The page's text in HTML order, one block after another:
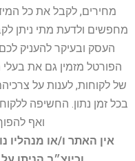
מחירים, לקבל את כל
מחפשים ולדעת מתי ניתן
העסק ובעיקר להעניק
הפורטל מזמין גם את
של לקוחות, לענות על
בכל זמן נתון. החשיפה
ואף
אין האתר ו/או מנהליו